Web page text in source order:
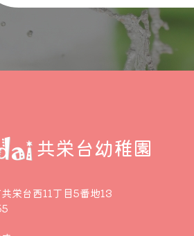
共栄台幼稚園
栄台西11丁目5番地13